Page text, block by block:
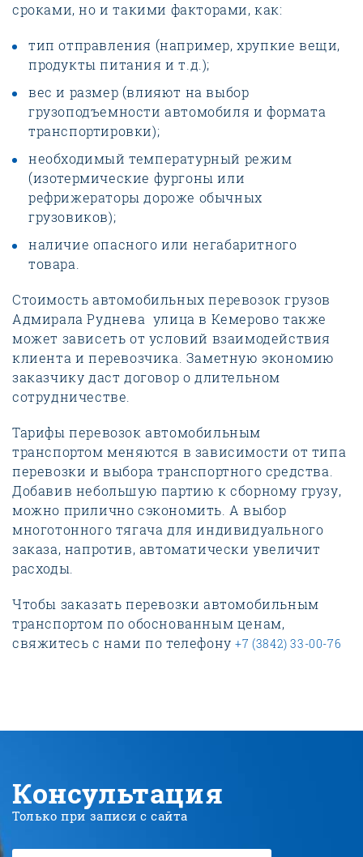
сроками, но и такими факторами, как:
тип отправления (например, хрупкие вещи,
продукты питания и т.д.);
вес и размер (влияют на выбор
грузоподъемности автомобиля и формата
транспортировки);
необходимый температурный режим
(изотермические фургоны или
рефрижераторы дороже обычных
грузовиков);
наличие опасного или негабаритного
товара.
Стоимость автомобильных перевозок грузов
Адмирала Руднева улица в Кемерово также
может зависеть от условий взаимодействия
клиента и перевозчика. Заметную экономию
заказчику даст договор о длительном
сотрудничестве.
Тарифы перевозок автомобильным
транспортом меняются в зависимости от типа
перевозки и выбора транспортного средства.
Добавив небольшую партию к сборному грузу,
можно прилично сэкономить. А выбор
многотонного тягача для индивидуального
заказа, напротив, автоматически увеличит
расходы.
Чтобы заказать перевозки автомобильным
транспортом по обоснованным ценам,
свяжитесь с нами по телефону+7 (3842) 33-00-76
Консультация
Только при записи с сайта